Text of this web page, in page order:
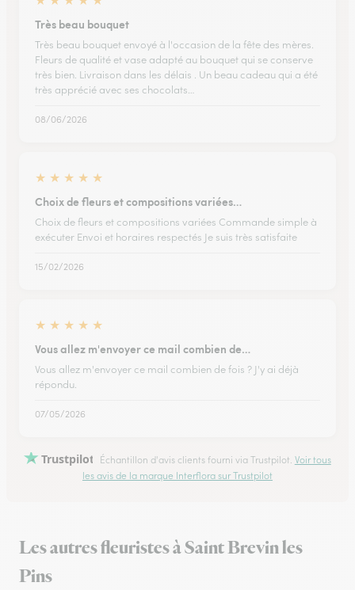
Très beau bouquet
Très beau bouquet envoyé à l'occasion de la fête des mères.
Fleurs de qualité et vase adapté au bouquet qui se conserve
très bien. Livraison dans les délais . Un beau cadeau qui a été
très apprécié avec ses chocolats…
08/06/2026
★ ★ ★ ★ ★
Choix de fleurs et compositions variées…
Choix de fleurs et compositions variées Commande simple à
exécuter Envoi et horaires respectés Je suis très satisfaite
15/02/2026
★ ★ ★ ★ ★
Vous allez m'envoyer ce mail combien de…
Vous allez m'envoyer ce mail combien de fois ? J'y ai déjà
répondu.
07/05/2026
Trustpilot Échantillon d'avis clients fourni via Trustpilot. Voir tous
les avis de la marque Interflora sur Trustpilot
Les autres fleuristes à Saint Brevin les
Pins